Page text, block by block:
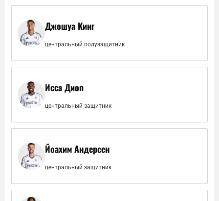
Джошуа Кинг
центральный полузащитник
Исса Диоп
центральный защитник
Йоахим Андерсен
центральный защитник